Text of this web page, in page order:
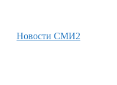
Новости СМИ2